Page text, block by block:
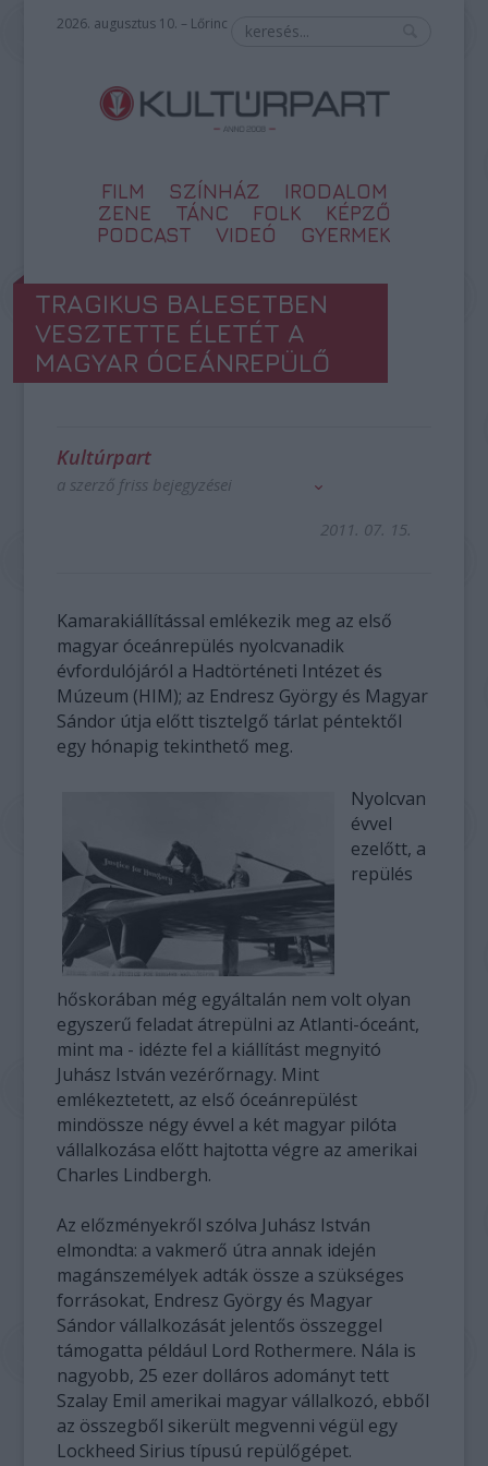
2026. augusztus 10. – Lőrinc
FILM SZÍNHÁZ
IRODALOM
ZENE
TÁNC FOLK
KÉPZŐ
PODCAST
VIDEÓ GYERMEK
TRAGIKUS BALESETBEN
VESZTETTE ÉLETÉT A
MAGYAR ÓCEÁNREPÜLŐ
Kultúrpart
a szerző friss bejegyzései
2011. 07. 15.
Kamarakiállítással emlékezik meg az első
magyar óceánrepülés nyolcvanadik
évfordulójáról a Hadtörténeti Intézet és
Múzeum (HIM); az Endresz György és Magyar
Sándor útja előtt tisztelgő tárlat péntektől
egy hónapig tekinthető meg.
Nyolcvan
évvel
ezelőtt, a
repülés
hőskorában még egyáltalán nem volt olyan
egyszerű feladat átrepülni az Atlanti-óceánt,
mint ma - idézte fel a kiállítást megnyitó
Juhász István vezérőrnagy. Mint
emlékeztetett, az első óceánrepülést
mindössze négy évvel a két magyar pilóta
vállalkozása előtt hajtotta végre az amerikai
Charles Lindbergh.
Az előzményekről szólva Juhász István
elmondta: a vakmerő útra annak idején
magánszemélyek adták össze a szükséges
forrásokat, Endresz György és Magyar
Sándor vállalkozását jelentős összeggel
támogatta például Lord Rothermere. Nála is
nagyobb, 25 ezer dolláros adományt tett
Szalay Emil amerikai magyar vállalkozó, ebből
az összegből sikerült megvenni végül egy
Lockheed Sirius típusú repülőgépet.